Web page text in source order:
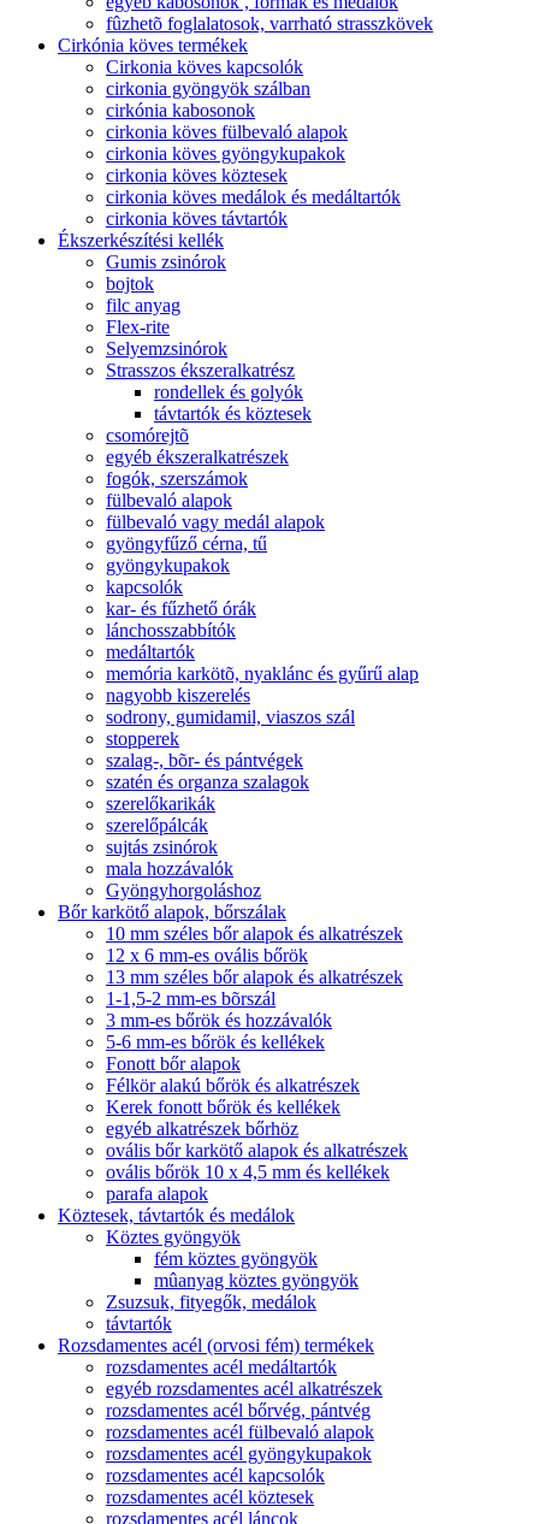
fûzhetõ foglalatosok, varrható strasszkövek
Cirkónia köves termékek
Cirkonia köves kapcsolók
cirkonia gyöngyök szálban
cirkónia kabosonok
cirkonia köves fülbevaló alapok
cirkonia köves gyöngykupakok
cirkonia köves köztesek
cirkonia köves medálok és medáltartók
cirkonia köves távtartók
Ékszerkészítési kellék
Gumis zsinórok
bojtok
filc anyag
Flex-rite
Selyemzsinórok
Strasszos ékszeralkatrész
rondellek és golyók
távtartók és köztesek
csomórejtõ
egyéb ékszeralkatrészek
fogók, szerszámok
fülbevaló alapok
fülbevaló vagy medál alapok
gyöngyfűző cérna, tű
gyöngykupakok
kapcsolók
kar- és fűzhető órák
lánchosszabbítók
medáltartók
memória karkötõ, nyaklánc és gyűrű alap
nagyobb kiszerelés
sodrony, gumidamil, viaszos szál
stopperek
szalag-, bõr- és pántvégek
szatén és organza szalagok
szerelőkarikák
szerelőpálcák
sujtás zsinórok
mala hozzávalók
Gyöngyhorgoláshoz
Bőr karkötő alapok, bőrszálak
10 mm széles bőr alapok és alkatrészek
12 x 6 mm-es ovális bőrök
13 mm széles bőr alapok és alkatrészek
1-1,5-2 mm-es bõrszál
3 mm-es bőrök és hozzávalók
5-6 mm-es bőrök és kellékek
Fonott bőr alapok
Félkör alakú bőrök és alkatrészek
Kerek fonott bőrök és kellékek
egyéb alkatrészek bőrhöz
ovális bőr karkötő alapok és alkatrészek
ovális bőrök 10 x 4,5 mm és kellékek
parafa alapok
Köztesek, távtartók és medálok
Köztes gyöngyök
fém köztes gyöngyök
mûanyag köztes gyöngyök
Zsuzsuk, fityegők, medálok
távtartók
Rozsdamentes acél (orvosi fém) termékek
rozsdamentes acél medáltartók
egyéb rozsdamentes acél alkatrészek
rozsdamentes acél bőrvég, pántvég
rozsdamentes acél fülbevaló alapok
rozsdamentes acél gyöngykupakok
rozsdamentes acél kapcsolók
rozsdamentes acél köztesek
rozsdamentes acél láncok